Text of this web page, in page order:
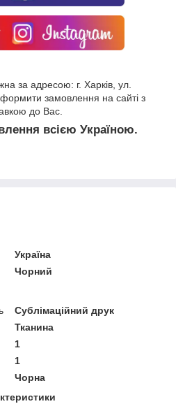
за адресою: г. Харків, ул.
замовлення на сайті з
до Вас.
всією Україною.
Україна
Чорний
Сублімаційний друк
Тканина
1
1
Чорна